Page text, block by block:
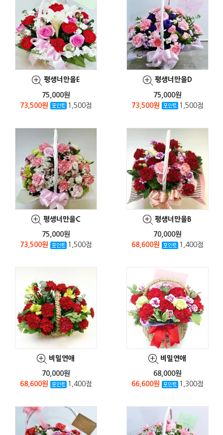
평생너만을E
75,000원
73,500원
1,500점
평생너만을D
75,000원
73,500원
1,500점
평생너만을C
75,000원
73,500원
1,500점
평생너만을B
70,000원
68,600원
1,400점
비밀연애
70,000원
68,600원
1,400점
비밀연애
68,000원
66,600원
1,300점